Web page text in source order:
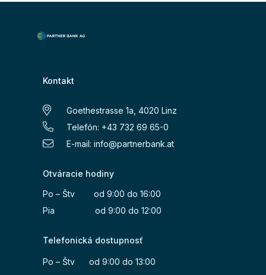
Kontakt
Goethestrasse 1a, 4020 Linz
Telefón: +43 732 69 65-0
E-mail: info@partnerbank.at
Otváracie hodiny
Po – Štv od 9:00 do 16:00
Pia od 9:00 do 12:00
Telefonická dostupnosť
Po – Štv od 9:00 do 13:00